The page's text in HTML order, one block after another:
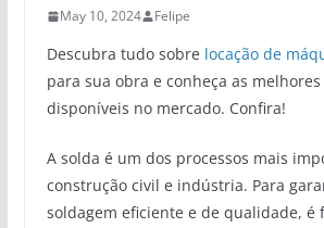
May 10, 2024 Felipe
Descubra tudo sobre locação de
para sua obra e conheça as melhores
disponíveis no mercado. Confira!
A solda é um dos processos mais
construção civil e indústria. Para
soldagem eficiente e de qualidade, é